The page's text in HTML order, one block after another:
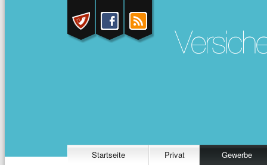
Startseite Privat Gewerbe